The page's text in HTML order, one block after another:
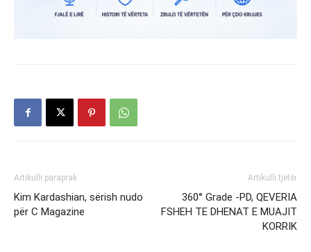
Artikulli paraprak
Kim Kardashian, sërish nudo
për C Magazine
Artikulli tjetër
360° Grade -PD, QEVERIA
FSHEH TE DHENAT E MUAJIT
KORRIK